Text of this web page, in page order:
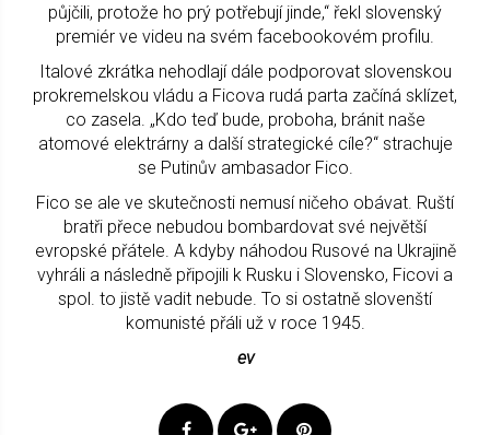
půjčili, protože ho prý potřebují jinde,“ řekl slovenský
premiér ve videu na svém facebookovém profilu.
Italové zkrátka nehodlají dále podporovat slovenskou
prokremelskou vládu a Ficova rudá parta začíná sklízet,
co zasela. „Kdo teď bude, proboha, bránit naše
atomové elektrárny a další strategické cíle?“ strachuje
se Putinův ambasador Fico.
Fico se ale ve skutečnosti nemusí ničeho obávat. Ruští
bratři přece nebudou bombardovat své největší
evropské přátele. A kdyby náhodou Rusové na Ukrajině
vyhráli a následně připojili k Rusku i Slovensko, Ficovi a
spol. to jistě vadit nebude. To si ostatně slovenští
komunisté přáli už v roce 1945.
ev